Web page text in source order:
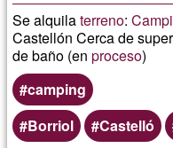
Se alquilaterreno:
Castellón Cerca de
de baño (enproceso)
camping
Borriol
Castelló